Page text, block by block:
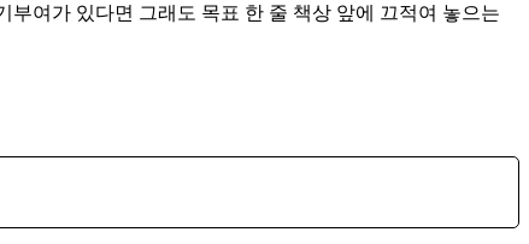
여가 있다면 그래도 목표 한 줄 책상 앞에 끄적여 놓으는